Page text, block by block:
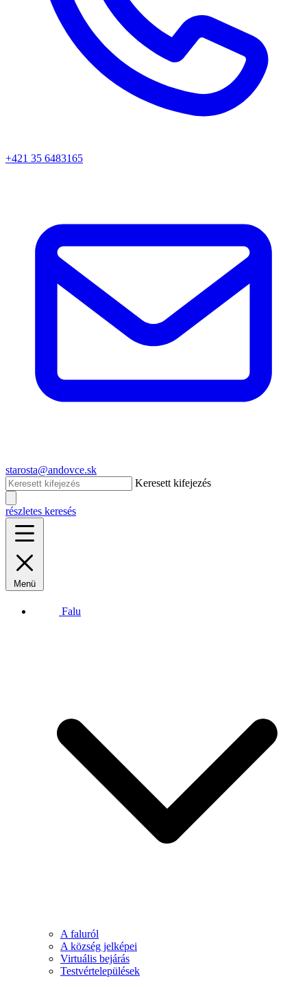
+421 35 6483165
starosta@andovce.sk
Keresett kifejezés
részletes keresés
Menü
Falu
A faluról
A község jelképei
Virtuális bejárás
Testvértelepülések